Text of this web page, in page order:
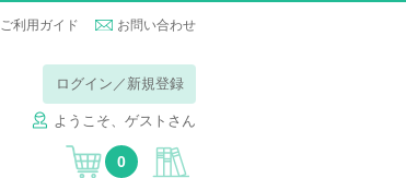
ご利用ガイド お問い合わせ
ログイン／新規登録
ようこそ、ゲストさん
0